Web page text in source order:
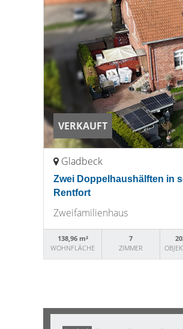
VERKAUFT
Gladbeck
Zwei Doppelhaushälften in
Rentfort
Zweifamilienhaus
138,96 m²
WOHNFLÄCHE
7
ZIMMER